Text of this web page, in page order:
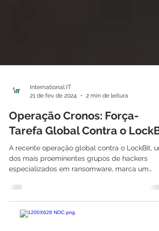
21 de fev. de 2024
2 min de leitura
Operação Cronos: Força-
Tarefa Global Contra o
A recente operação global contra o LockBit,
especializados em ransomware, marca um